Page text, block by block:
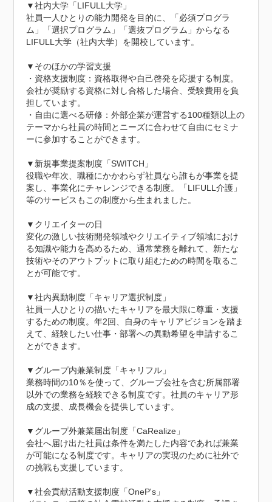
▼社内大学「LIFULL大学」
社員一人ひとりの能力開発を目的に、「必須プログラ
ム」「選択プログラム」「選抜プログラム」からなる
LIFULL大学（社内大学）を開校しています。
▼そのほかの学習支援
・資格支援制度：資格取得や自己啓発を応援する制度。
会社が奨励する資格に対し合格した場合、受験費用を負
担しています。
・自由に選べる研修：外部企業が運営する100種類以上の
テーマから社員の時間とニーズに合わせて自由にセミナ
ーに参加することができます。
▼新規事業提案制度「SWITCH」
役職や年次、職種にかかわらず社員なら誰もが事業を提
案し、事業化にチャレンジできる制度。「LIFULL介護」
等のサービスもこの制度から生まれました。
▼クリエイターの日
変化の激しい技術開発領域やクリエイティブ領域におけ
る知識や能力を高めるため、通常業務を離れて、新たな
技術やそのアウトプットに取り組むための時間を取るこ
とが可能です。
▼社内異動制度「キャリア選択制度」
社員一人ひとりの描いたキャリアを最大限に尊重・支援
するための制度。年2回、自身のキャリアビジョンを踏ま
えて、経験したい仕事・部署への異動希望を申請するこ
とができます。
▼グループ内兼業制度「キャリフル」
業務時間の10％を使って、グループ会社を含む所属部署
以外での業務を経験できる制度です。社員のキャリア形
成の支援、成長機会を提供しています。
▼グループ外兼業届出制度「CaRealize」
会社へ届け出た社員は条件を満たした内容であれば兼業
が可能になる制度です。キャリアの実現のために社外で
の挑戦も支援しています。
▼社会貢献活動支援制度「OneP's」